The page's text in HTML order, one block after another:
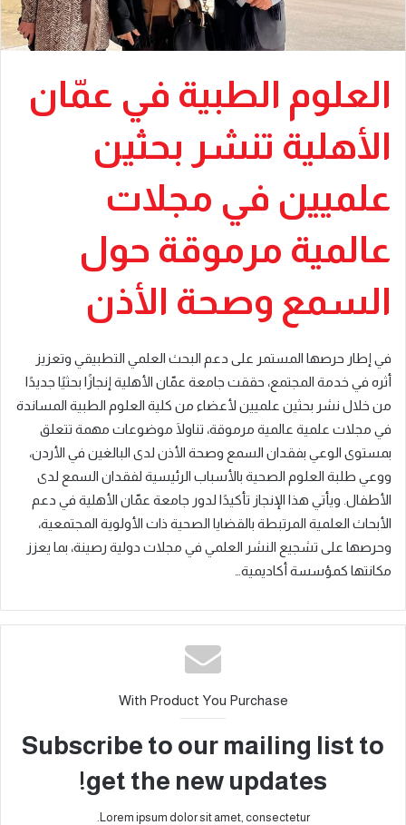
العلوم الطبية في عمّان
الأهلية تنشر بحثين
علميين في مجلات
عالمية مرموقة حول
السمع وصحة الأذن
في إطار حرصها المستمر على دعم البحث العلمي التطبيقي وتعزيز
أثره في خدمة المجتمع، حققت جامعة عمّان الأهلية إنجازًا بحثيًا جديدًا
من خلال نشر بحثين علميين لأعضاء من كلية العلوم الطبية المساندة
في مجلات علمية عالمية مرموقة، تناولَا موضوعات مهمة تتعلق
بمستوى الوعي بفقدان السمع وصحة الأذن لدى البالغين في الأردن،
ووعي طلبة العلوم الصحية بالأسباب الرئيسية لفقدان السمع لدى
الأطفال. ويأتي هذا الإنجاز تأكيدًا لدور جامعة عمّان الأهلية في دعم
الأبحاث العلمية المرتبطة بالقضايا الصحية ذات الأولوية المجتمعية،
وحرصها على تشجيع النشر العلمي في مجلات دولية رصينة، بما يعزز
مكانتها كمؤسسة أكاديمية…
With Product You Purchase
Subscribe to our mailing list to
get the new updates!
Lorem ipsum dolor sit amet, consectetur.